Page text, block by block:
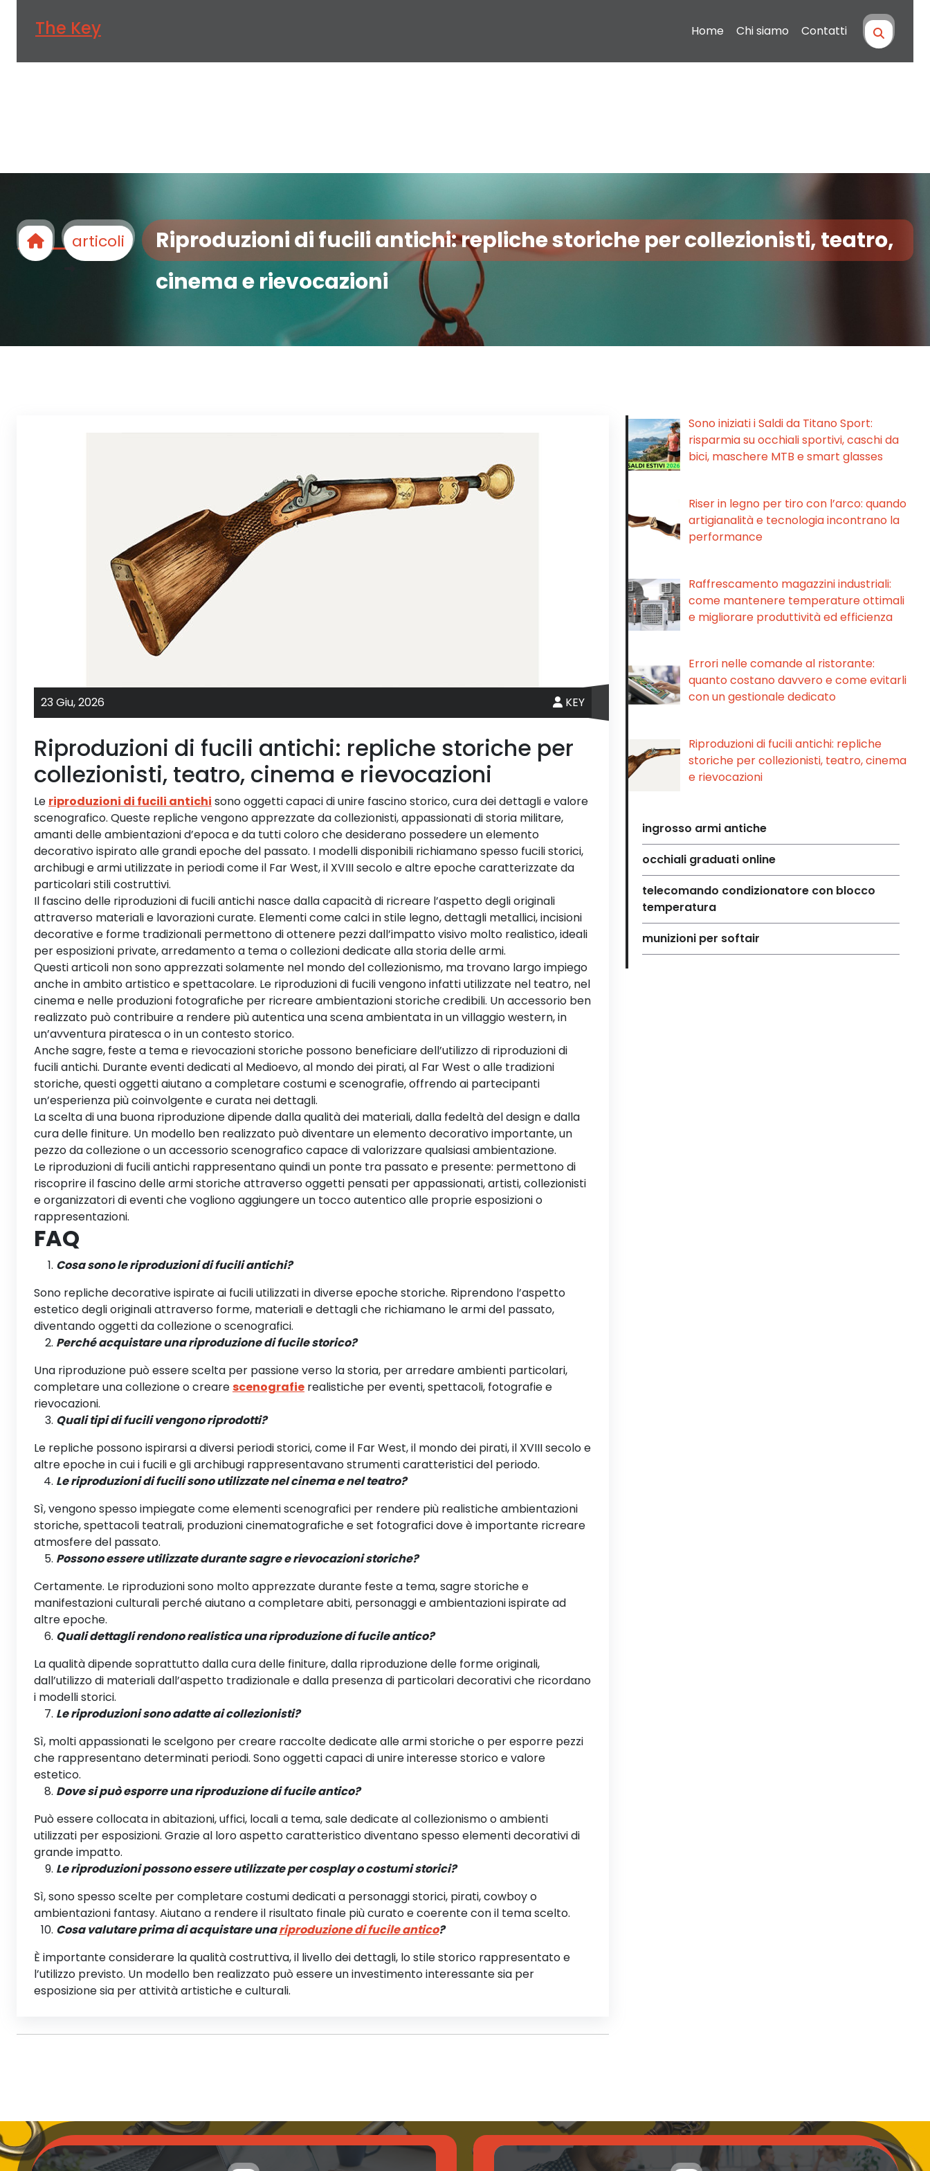
The Key Home Chi siamo Contatti
articoli
Riproduzioni di fucili antichi: repliche storiche per collezionisti, teatro,
cinema e rievocazioni
23 Giu,2026 KEY
Riproduzioni di fucili antichi: repliche storiche per
collezionisti, teatro, cinema e rievocazioni
Le riproduzioni di fucili antichi sono oggetti capaci di unire fascino storico, cura dei dettagli e valore
scenografico. Queste repliche vengono apprezzate da collezionisti, appassionati di storia militare,
amanti delle ambientazioni d’epoca e da tutti coloro che desiderano possedere un elemento
decorativo ispirato alle grandi epoche del passato. I modelli disponibili richiamano spesso fucili storici,
archibugi e armi utilizzate in periodi come il Far West, il XVIII secolo e altre epoche caratterizzate da
particolari stili costruttivi.
Il fascino delle riproduzioni di fucili antichi nasce dalla capacità di ricreare l’aspetto degli originali
attraverso materiali e lavorazioni curate. Elementi come calci in stile legno, dettagli metallici, incisioni
decorative e forme tradizionali permettono di ottenere pezzi dall’impatto visivo molto realistico, ideali
per esposizioni private, arredamento a tema o collezioni dedicate alla storia delle armi.
Questi articoli non sono apprezzati solamente nel mondo del collezionismo, ma trovano largo impiego
anche in ambito artistico e spettacolare. Le riproduzioni di fucili vengono infatti utilizzate nel teatro, nel
cinema e nelle produzioni fotografiche per ricreare ambientazioni storiche credibili. Un accessorio ben
realizzato può contribuire a rendere più autentica una scena ambientata in un villaggio western, in
un’avventura piratesca o in un contesto storico.
Anche sagre, feste a tema e rievocazioni storiche possono beneficiare dell’utilizzo di riproduzioni di
fucili antichi. Durante eventi dedicati al Medioevo, al mondo dei pirati, al Far West o alle tradizioni
storiche, questi oggetti aiutano a completare costumi e scenografie, offrendo ai partecipanti
un’esperienza più coinvolgente e curata nei dettagli.
La scelta di una buona riproduzione dipende dalla qualità dei materiali, dalla fedeltà del design e dalla
cura delle finiture. Un modello ben realizzato può diventare un elemento decorativo importante, un
pezzo da collezione o un accessorio scenografico capace di valorizzare qualsiasi ambientazione.
Le riproduzioni di fucili antichi rappresentano quindi un ponte tra passato e presente: permettono di
riscoprire il fascino delle armi storiche attraverso oggetti pensati per appassionati, artisti, collezionisti
e organizzatori di eventi che vogliono aggiungere un tocco autentico alle proprie esposizioni o
rappresentazioni.
FAQ
Cosa sono le riproduzioni di fucili antichi?
Sono repliche decorative ispirate ai fucili utilizzati in diverse epoche storiche. Riprendono l’aspetto
estetico degli originali attraverso forme, materiali e dettagli che richiamano le armi del passato,
diventando oggetti da collezione o scenografici.
Perché acquistare una riproduzione di fucile storico?
Una riproduzione può essere scelta per passione verso la storia, per arredare ambienti particolari,
completare una collezione o crearescenografie realistiche per eventi, spettacoli, fotografie e
rievocazioni.
Quali tipi di fucili vengono riprodotti?
Le repliche possono ispirarsi a diversi periodi storici, come il Far West, il mondo dei pirati, il XVIII secolo e
altre epoche in cui i fucili e gli archibugi rappresentavano strumenti caratteristici del periodo.
Le riproduzioni di fucili sono utilizzate nel cinema e nel teatro?
Sì, vengono spesso impiegate come elementi scenografici per rendere più realistiche ambientazioni
storiche, spettacoli teatrali, produzioni cinematografiche e set fotografici dove è importante ricreare
atmosfere del passato.
Possono essere utilizzate durante sagre e rievocazioni storiche?
Certamente. Le riproduzioni sono molto apprezzate durante feste a tema, sagre storiche e
manifestazioni culturali perché aiutano a completare abiti, personaggi e ambientazioni ispirate ad
altre epoche.
Quali dettagli rendono realistica una riproduzione di fucile antico?
La qualità dipende soprattutto dalla cura delle finiture, dalla riproduzione delle forme originali,
dall’utilizzo di materiali dall’aspetto tradizionale e dalla presenza di particolari decorativi che ricordano
i modelli storici.
Le riproduzioni sono adatte ai collezionisti?
Sì, molti appassionati le scelgono per creare raccolte dedicate alle armi storiche o per esporre pezzi
che rappresentano determinati periodi. Sono oggetti capaci di unire interesse storico e valore
estetico.
Dove si può esporre una riproduzione di fucile antico?
Può essere collocata in abitazioni, uffici, locali a tema, sale dedicate al collezionismo o ambienti
utilizzati per esposizioni. Grazie al loro aspetto caratteristico diventano spesso elementi decorativi di
grande impatto.
Le riproduzioni possono essere utilizzate per cosplay o costumi storici?
Sì, sono spesso scelte per completare costumi dedicati a personaggi storici, pirati, cowboy o
ambientazioni fantasy. Aiutano a rendere il risultato finale più curato e coerente con il tema scelto.
Cosa valutare prima di acquistare unariproduzione di fucile antico?
È importante considerare la qualità costruttiva, il livello dei dettagli, lo stile storico rappresentato e
l’utilizzo previsto. Un modello ben realizzato può essere un investimento interessante sia per
esposizione sia per attività artistiche e culturali.
Sono iniziati i Saldi da Titano Sport:
risparmia su occhiali sportivi, caschi da
bici, maschere MTB e smart glasses
Riser in legno per tiro con l’arco: quando
artigianalità e tecnologia incontrano la
performance
Raffrescamento magazzini industriali:
come mantenere temperature ottimali
e migliorare produttività ed efficienza
Errori nelle comande al ristorante:
quanto costano davvero e come evitarli
con un gestionale dedicato
Riproduzioni di fucili antichi: repliche
storiche per collezionisti, teatro, cinema
e rievocazioni
ingrosso armi antiche
occhiali graduati online
telecomando condizionatore con blocco
temperatura
munizioni per softair